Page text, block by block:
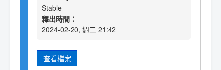
Stable
釋出時間：
2024-02-20, 週二 21:42
查看檔案